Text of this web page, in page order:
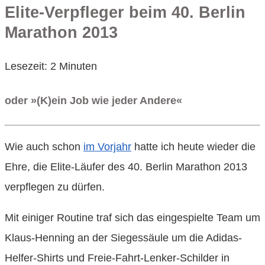
Elite-Verpfleger beim 40. Berlin
Marathon 2013
Lesezeit: 2 Minuten
oder »(K)ein Job wie jeder Andere«
Wie auch schon im Vorjahr hatte ich heute wieder die
Ehre, die Elite-Läufer des 40. Berlin Marathon 2013
verpflegen zu dürfen.
Mit einiger Routine traf sich das eingespielte Team um
Klaus-Henning an der Siegessäule um die Adidas-
Helfer-Shirts und Freie-Fahrt-Lenker-Schilder in